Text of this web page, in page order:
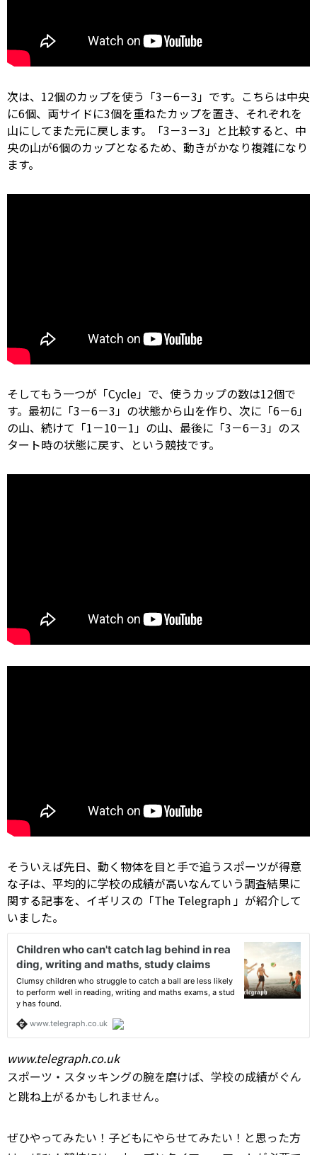
次は、12個のカップを使う「3－6－3」です。こちらは中央
に6個、両サイドに3個を重ねたカップを置き、それぞれを
山にしてまた元に戻します。「3－3－3」と比較すると、中
央の山が6個のカップとなるため、動きがかなり複雑になり
ます。
そしてもう一つが「Cycle」で、使うカップの数は12個で
す。最初に「3－6－3」の状態から山を作り、次に「6－6」
の山、続けて「1－10－1」の山、最後に「3－6－3」のス
タート時の状態に戻す、という競技です。
そういえば先日、動く物体を目と手で追うスポーツが得意
な子は、平均的に学校の成績が高いなんていう調査結果に
関する記事を、イギリスの「The Telegraph 」が紹介して
いました。
www.telegraph.co.uk
スポーツ・スタッキングの腕を磨けば、学校の成績がぐん
と跳ね上がるかもしれません。
ぜひやってみたい！子どもにやらせてみたい！と思った方